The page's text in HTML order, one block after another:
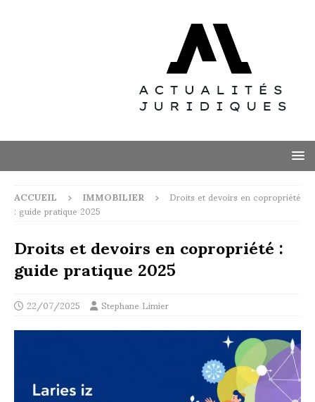
ACCUEIL IMMOBILIER Droits et devoirs en copropriété
: guide pratique 2025
Droits et devoirs en copropriété :
guide pratique 2025
22/07/2025 Stephane Limier